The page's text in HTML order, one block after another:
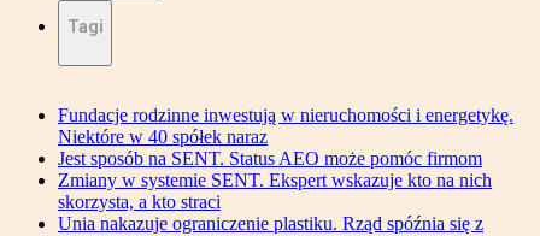
Tagi
Fundacje rodzinne inwestują w nieruchomości i energetykę.
Niektóre w 40 spółek naraz
Jest sposób na SENT. Status AEO może pomóc firmom
Zmiany w systemie SENT. Ekspert wskazuje kto na nich
skorzysta, a kto straci
Unia nakazuje ograniczenie plastiku. Rząd spóźnia się z